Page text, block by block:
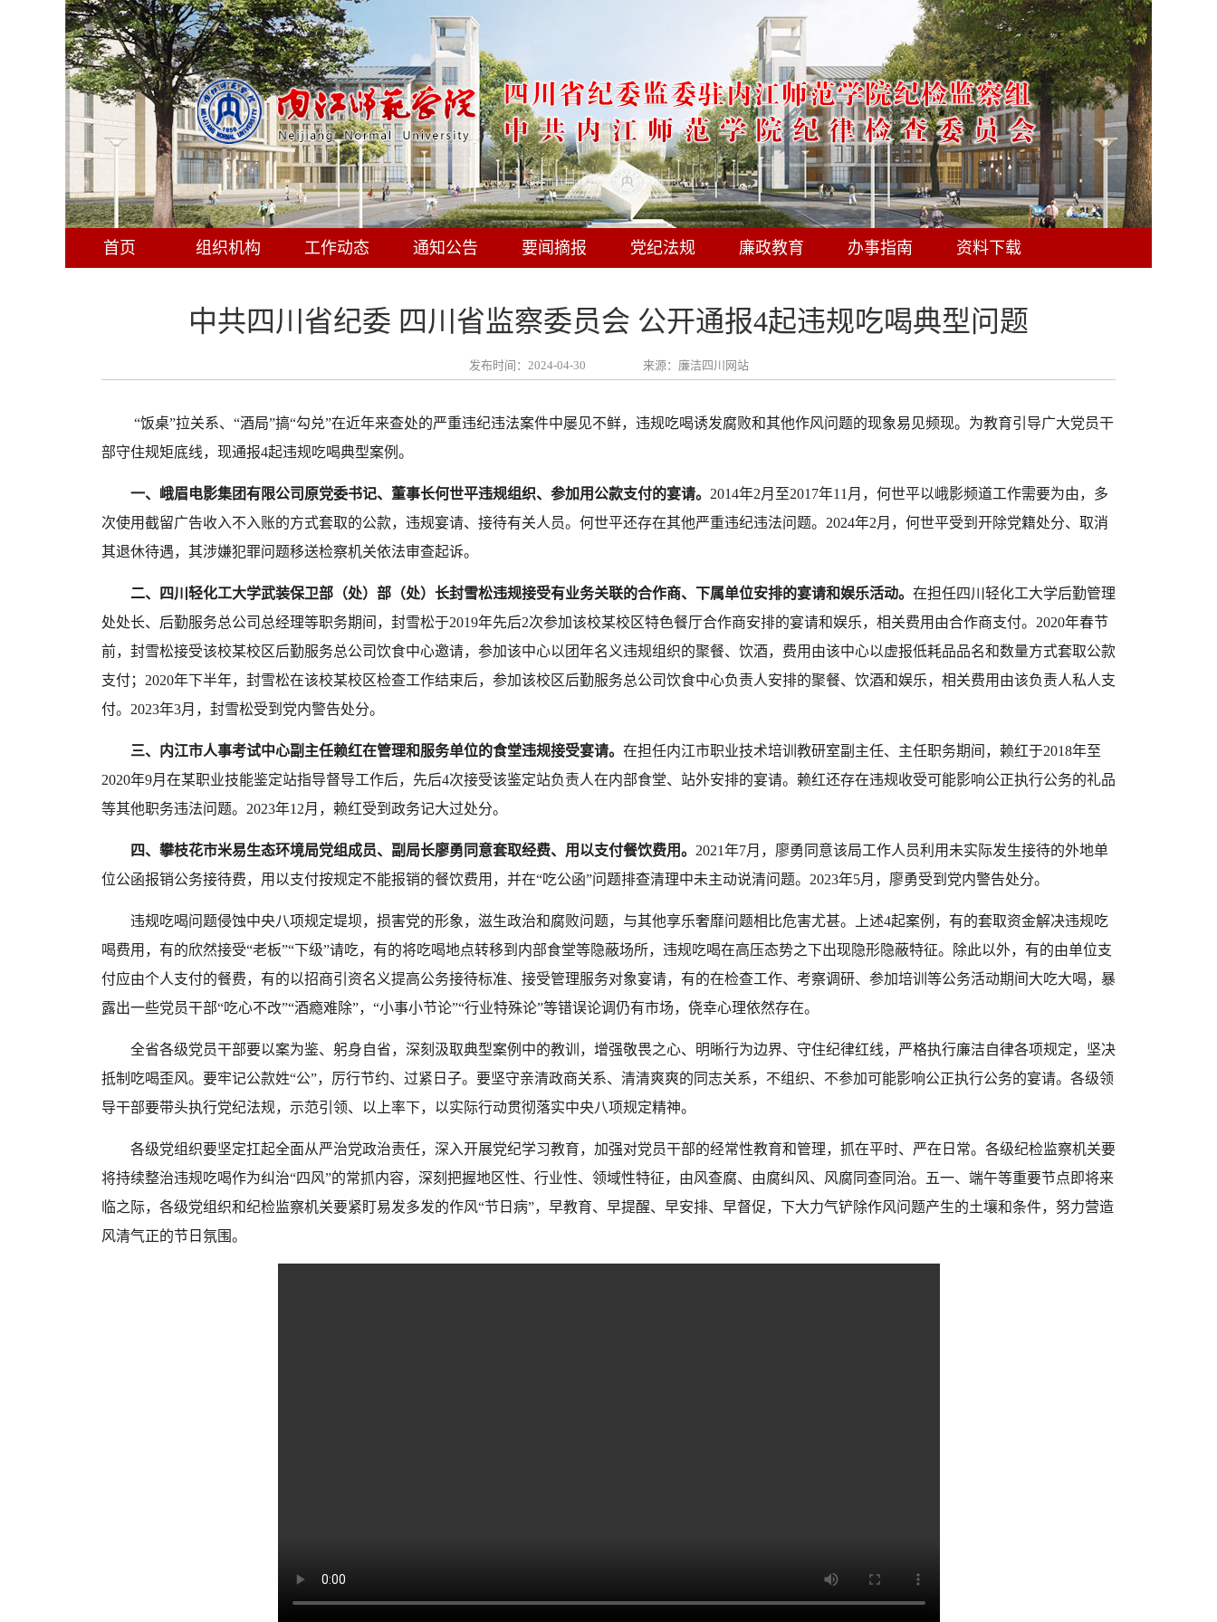
首页 组织机构 工作动态 通知公告 要闻摘报 党纪法规 廉政教育 办事指南 资料下载
中共四川省纪委 四川省监察委员会 公开通报4起违规吃喝典型问题
发布时间：2024-04-30 来源：廉洁四川网站
“饭桌”拉关系、“酒局”搞“勾兑”在近年来查处的严重违纪违法案件中屡见不鲜，违规吃喝诱发腐败和其他作风问题的现象易见频现。 为教育引导广大党员干
部守住规矩底线，现通报4起违规吃喝典型案例。
一、 峨眉电影集团有限公司原党委书记、董事长何世平违规组织、参加用公款支付的宴请。 2014年2月至2017年11月，何世平以峨影频道工作需要为由，多
次使用截留广告收入不入账的方式套取的公款，违规宴请、接待有关人员。 何世平还存在其他严重违纪违法问题。 2024年2月， 何世平受到 开除党籍处分、 取消
其退休待遇，其涉嫌犯罪问题移送检察机关依法审查起诉。
二、四川轻化工大学武装保卫部（处）部（处）长封雪松违规接受有业务关联的合作商、下属单位安排的宴请和娱乐活动。 在担任四川轻化工大学后勤管理
处处长、后勤服务总公司总经理等职务期间，封雪松于2019年先后2次参加该校某校区特色餐厅合作商安排的宴请和娱乐，相关费用由合作商支付。2020年春节
前，封雪松接受该校某校区后勤服务总公司饮食中心邀请，参加该中心以团年名义违规组织的聚餐、饮酒，费用由该中心以虚报低耗品品名和数量方式套取公款
支付；2020年下半年，封雪松在该校某校区检查工作结束后，参加该校区后勤服务总公司饮食中心负责人安排的聚餐、饮酒和娱乐，相关费用由该负责人私人支
付。2023年3月，封雪松受到党内警告处分。
三、内江市人事考试中心副主任赖红在管理和服务单位的食堂违规接受宴请。 在担任内江市职业技术培训教研室副主任、主任职务期间，赖红于2018年至
2020年9月在某职业技能鉴定站指导督导工作后，先后4次接受该鉴定站负责人在内部食堂、站外安排的宴请。赖红还存在违规收受可能影响公正执行公务的礼品
等其他职务违法问题。 2023年12月，赖红受到政务记大过处分。
四、攀枝花市米易生态环境局党组成员、副局长廖勇同意套取经费、用以支付餐饮费用。 2021年7月，廖勇同意该局工作人员利用未实际发生接待的外地单
位公函报销公务接待费，用以支付按规定不能报销的餐饮费用， 并在“吃公函”问题排查清理中未主动说清问题。 2023年5月，廖勇受到党内警告处分。
违规吃喝问题侵蚀中央八项规定堤坝，损害党的形象，滋生政治和腐败问题，与其他享乐奢靡问题相比危害尤甚。 上述4起案例，有的套取资金解决违规吃
喝费用，有的欣然接受“老板”“下级”请吃，有的将吃喝地点转移到内部食堂等隐蔽场所，违规吃喝在高压态势之下出现隐形隐蔽特征。除此以外，有的由单位支
付应由个人支付的餐费，有的以招商引资名义提高公务接待标准、接受管理服务对象宴请，有的在检查工作、考察调研、参加培训等公务活动期间大吃大喝，暴
露出一些党员干部“吃心不改”“酒瘾难除”，“小事小节论”“行业特殊论”等错误论调仍有市场，侥幸心理依然存在。
全省各级党员干部要以案为鉴、躬身自省，深刻汲取典型案例中的教训，增强敬畏之心、明晰行为边界、守住纪律红线，严格执行廉洁自律各项规定，坚决
抵制吃喝歪风。要牢记公款姓“公”，厉行节约、过紧日子。要坚守亲清政商关系、清清爽爽的同志关系，不组织、不参加可能影响公正执行公务的宴请。各级领
导干部要带头执行党纪法规，示范引领、以上率下，以实际行动贯彻落实中央八项规定精神。
各级党组织要坚定扛起全面从严治党政治责任，深入开展党纪学习教育，加强对党员干部的经常性教育和管理，抓在平时、严在日常。各级纪检监察机关要
将持续整治违规吃喝作为纠治“四风”的常抓内容，深刻把握地区性、行业性、领域性特征，由风查腐、由腐纠风、风腐同查同治。五一、端午等重要节点即将来
临之际，各级党组织和纪检监察机关要紧盯易发多发的作风“节日病”，早教育、早提醒、早安排、早督促，下大力气铲除作风问题产生的土壤和条件，努力营造
风清气正的节日氛围。